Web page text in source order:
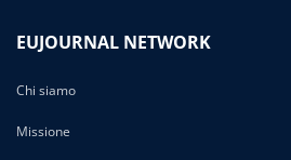
EUJOURNAL NETWORK
Chi siamo
Missione